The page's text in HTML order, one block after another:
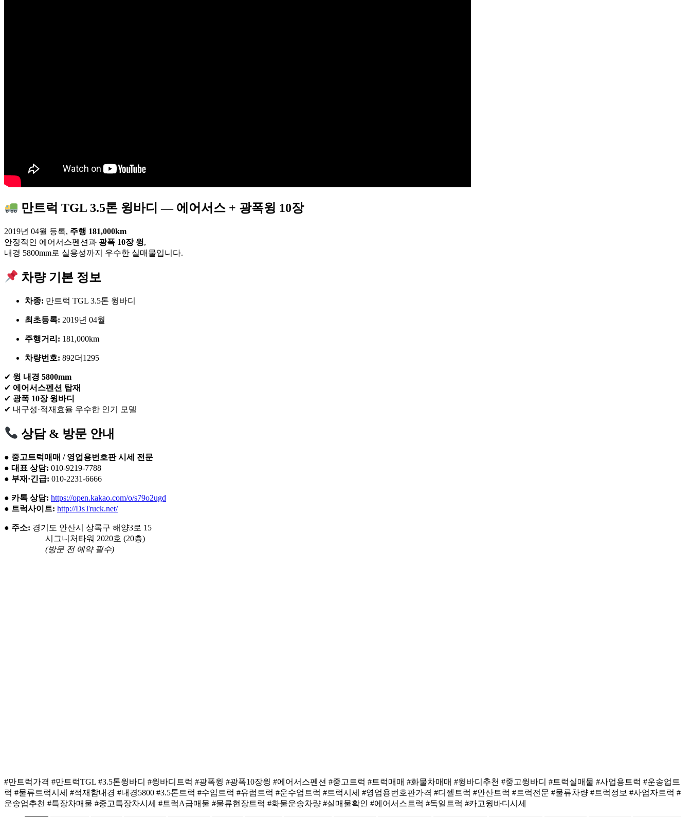
만트럭 TGL 3.5톤 윙바디 — 에어서스 + 광폭윙 10장
2019년 04월 등록, 주행 181,000km
안정적인 에어서스펜션과 광폭 10장 윙,
내경 5800mm로 실용성까지 우수한 실매물입니다.
차량 기본 정보
차종: 만트럭 TGL 3.5톤 윙바디
최초등록: 2019년 04월
주행거리: 181,000km
차량번호: 892더1295
✔ 윙 내경 5800mm
✔ 에어서스펜션 탑재
✔ 광폭 10장 윙바디
✔ 내구성·적재효율 우수한 인기 모델
상담 & 방문 안내
● 중고트럭매매 / 영업용번호판 시세 전문
● 대표 상담: 010-9219-7788
● 부재·긴급: 010-2231-6666
● 카톡 상담: https://open.kakao.com/o/s79o2ugd
● 트럭사이트: http://DsTruck.net/
● 주소: 경기도 안산시 상록구 해양3로 15
시그니처타워 2020호 (20층)
(방문 전 예약 필수)
#만트럭가격 #만트럭TGL #3.5톤윙바디 #윙바디트럭 #광폭윙 #광폭10장윙 #에어서스펜션 #중고트럭 #트럭매매 #화물차매매 #윙바디추천 #중고윙바디 #트럭실매물 #사업용트럭 #운송업트
럭 #물류트럭시세 #적재함내경 #내경5800 #3.5톤트럭 #수입트럭 #유럽트럭 #운수업트럭 #트럭시세 #영업용번호판가격 #디젤트럭 #안산트럭 #트럭전문 #물류차량 #트럭정보 #사업자트럭 #
운송업추천 #특장차매물 #중고특장차시세 #트럭A급매물 #물류현장트럭 #화물운송차량 #실매물확인 #에어서스트럭 #독일트럭 #카고윙바디시세